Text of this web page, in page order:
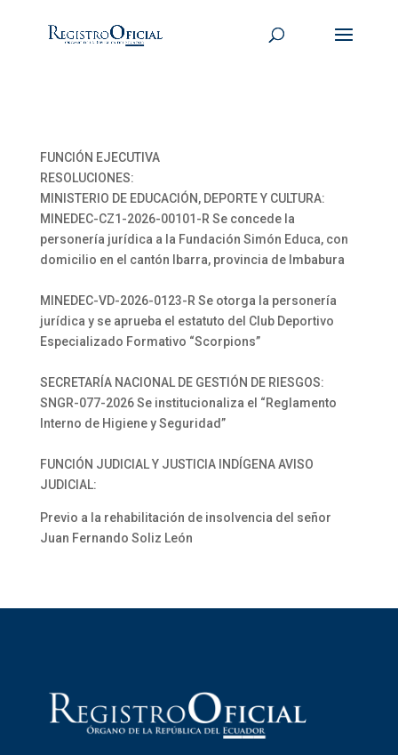
FUNCIÓN EJECUTIVA
RESOLUCIONES:
MINISTERIO DE EDUCACIÓN, DEPORTE Y CULTURA:
MINEDEC-CZ1-2026-00101-R Se concede la
personería jurídica a la Fundación Simón Educa, con
domicilio en el cantón Ibarra, provincia de Imbabura
MINEDEC-VD-2026-0123-R Se otorga la personería
jurídica y se aprueba el estatuto del Club Deportivo
Especializado Formativo “Scorpions”
SECRETARÍA NACIONAL DE GESTIÓN DE RIESGOS:
SNGR-077-2026 Se institucionaliza el “Reglamento
Interno de Higiene y Seguridad”
FUNCIÓN JUDICIAL Y JUSTICIA INDÍGENA AVISO
JUDICIAL:
Previo a la rehabilitación de insolvencia del señor
Juan Fernando Soliz León